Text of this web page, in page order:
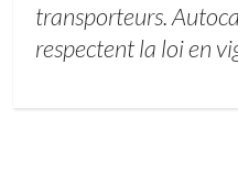
transporteurs.
respectent la loi en